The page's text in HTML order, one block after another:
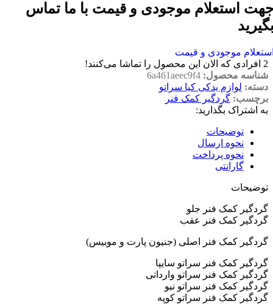
استعلام موجودی و قیمت با ما تماس
موجودی و قیمت
2 افرادی که الان این محصول را تماشا می‌کنند!
شناسه محصول: 6a461aeec9f4
دسته: لوازم یدکی کیا سراتو
برچسب: گردگیر کمک فنر
به اشتراک بگذارید:
توضیحات
نحوه ارسال
نحوه پرداخت
گارانتی
توضیحات
گردگیر کمک فنر جلو
گردگیر کمک فنر عقب
گردگیر کمک فنر اصلی (جنیون پارت و موبیس)
گردگیر کمک فنر سراتو سایپا
گردگیر کمک فنر سراتو وارداتی
گردگیر کمک فنر سراتو نیو
گردگیر کمک فنر سراتو کوپه